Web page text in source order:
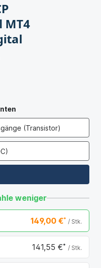
MT4
weniger
149,00 €* / Stk.
141,55 €* / Stk.
(Transistor)